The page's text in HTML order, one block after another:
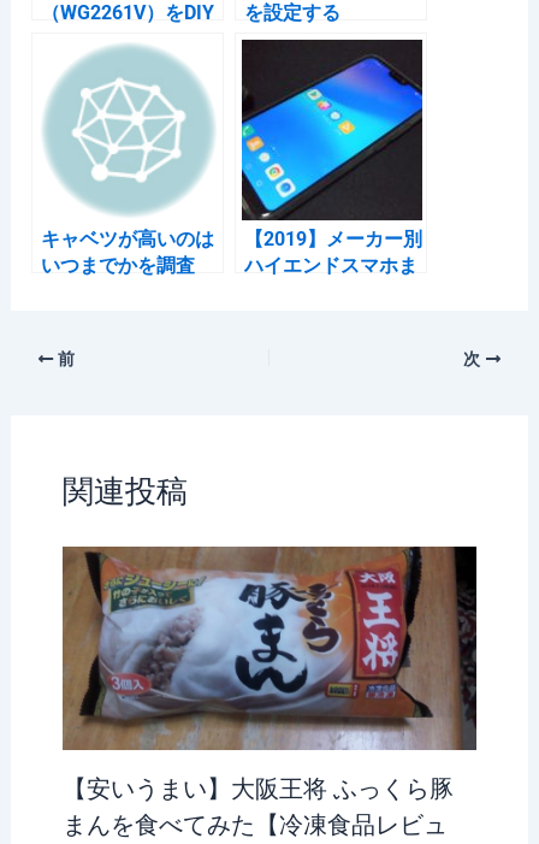
（WG2261V）をDIY
で修理 【手順・紹
介】
を設定する
キャベツが高いのは
いつまでかを調査
【2019】メーカー別
ハイエンドスマホま
前 次
関連投稿
【安いうまい】大阪王将 ふっくら豚
まんを食べてみた【冷凍食品レビュ